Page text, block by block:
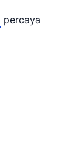
percaya